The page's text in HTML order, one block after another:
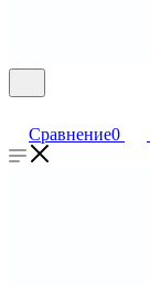
Сравнение0